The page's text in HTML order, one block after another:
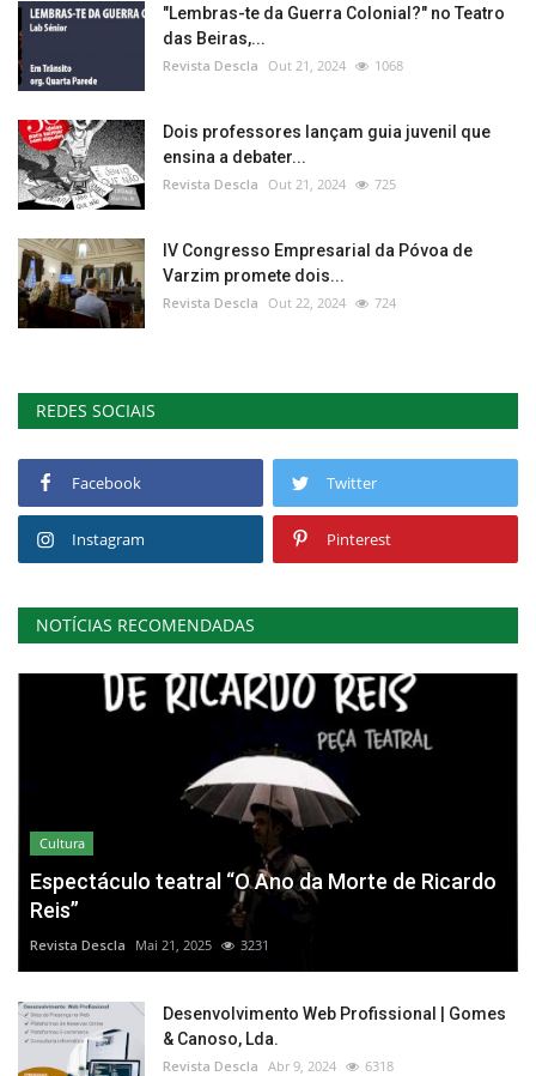
"Lembras-te da Guerra Colonial?" no Teatro
das Beiras,...
Revista Descla Out 21, 2024 1068
Dois professores lançam guia juvenil que
ensina a debater...
Revista Descla Out 21, 2024 725
IV Congresso Empresarial da Póvoa de
Varzim promete dois...
Revista Descla Out 22, 2024 724
REDES SOCIAIS
Facebook Twitter
Instagram Pinterest
NOTÍCIAS RECOMENDADAS
Cultura
Espectáculo teatral “O Ano da Morte de Ricardo
Reis”
Revista Descla Mai 21, 2025 3231
Desenvolvimento Web Profissional | Gomes
& Canoso, Lda.
Revista Descla Abr 9, 2024 6318